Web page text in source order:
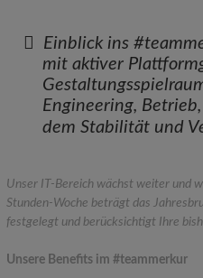
Einblick ins
mit aktiver
Engineering,
dem Stabilität und
Unser IT-Bereich wächst weiter und
Stunden-Woche beträgt das
festgelegt und berücksichtigt Ihre
Unsere Benefits im #teammerkur